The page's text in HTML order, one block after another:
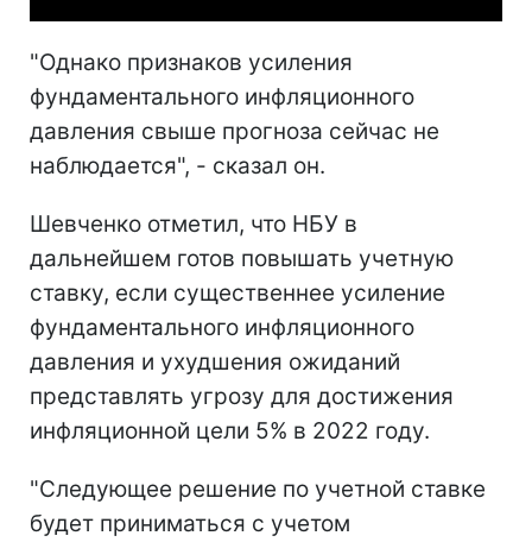
"Однако признаков усиления
фундаментального инфляционного
давления свыше прогноза сейчас не
наблюдается", - сказал он.
Шевченко отметил, что НБУ в
дальнейшем готов повышать учетную
ставку, если существеннее усиление
фундаментального инфляционного
давления и ухудшения ожиданий
представлять угрозу для достижения
инфляционной цели 5% в 2022 году.
"Следующее решение по учетной ставке
будет приниматься с учетом